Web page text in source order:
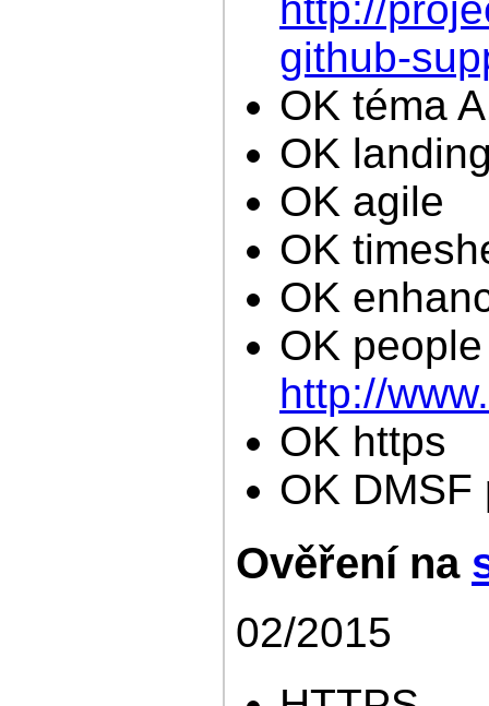
http://
github-
OK téma
OK
OK agile
OK
OK
OK
http://
OK https
OK DMSF
Ověření na
02/2015